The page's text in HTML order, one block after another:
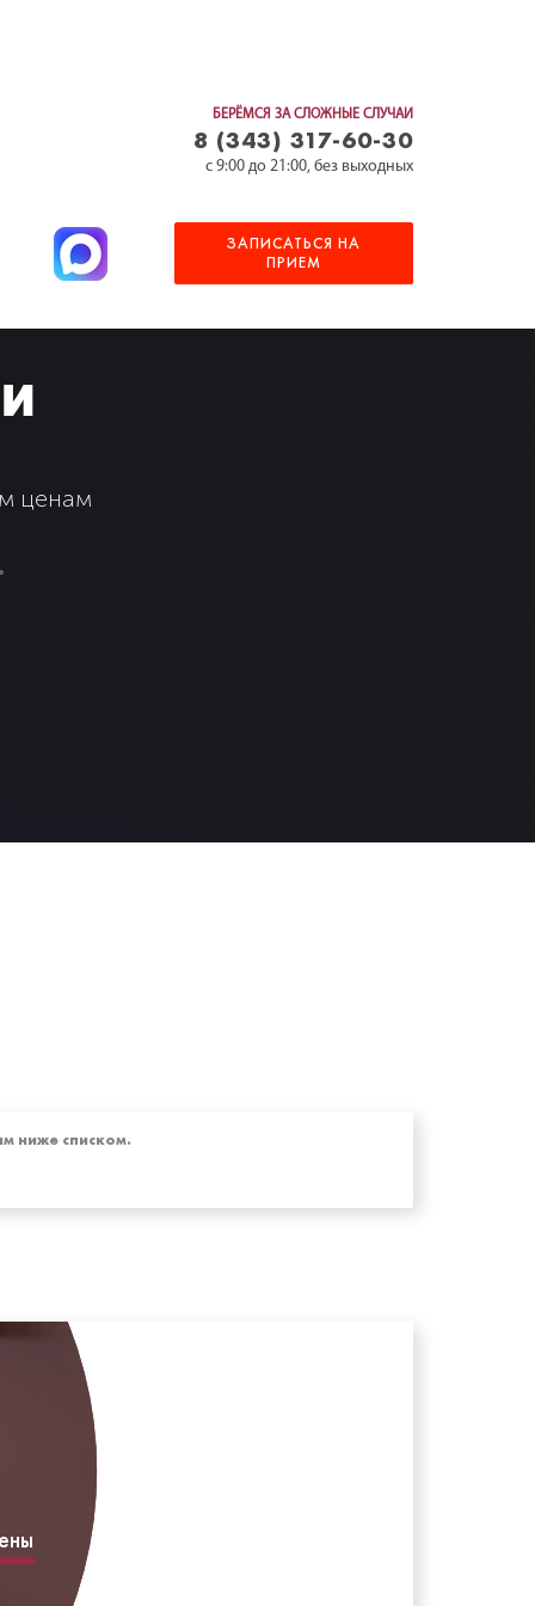
БЕРЁМСЯ ЗА СЛОЖНЫЕ СЛУЧАИ
8 (343) 317-60-30
c 9:00 до 21:00, без выходных
ЗАПИСАТЬСЯ НА
ПРИЕМ
ценам
ниже списком.